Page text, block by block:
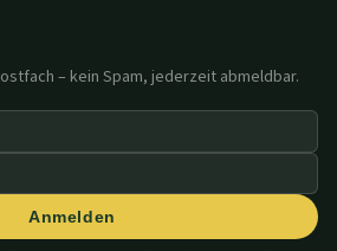
– kein Spam, jederzeit abmeldbar.
Anmelden